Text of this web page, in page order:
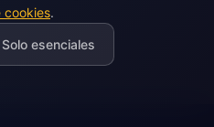
cookies.
Solo esenciales